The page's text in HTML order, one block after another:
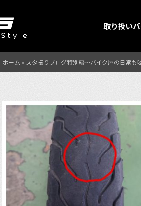
取り扱い
ホーム » スタ振りブログ特別編〜バイク屋の日常も